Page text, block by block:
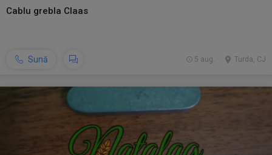
Cablu grebla Claas
Sună Turda, CJ
5 aug.